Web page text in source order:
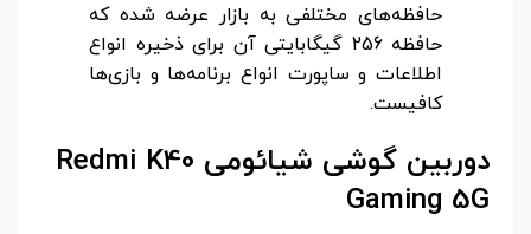
حافظه‌های مختلفی به بازار عرضه شده که
حافظه 256 گیگابایتی آن برای ذخیره انواع
اطلاعات و ساپورت انواع برنامه‌ها و بازی‌ها
کافیست.
دوربین گوشی شیائومی Redmi K40
Gaming 5G